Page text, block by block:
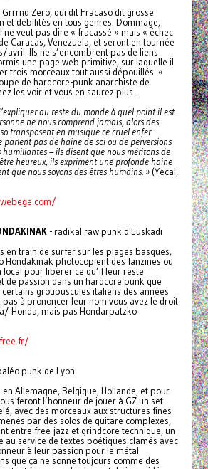
Zero, qui dit Fracaso dit grosse
et débilités en tous genres. Dommage,
ne veut pas dire « fracassé » mais « échec
Caracas, Venezuela, et seront en tournée
avril. Ils ne s’encombrent pas de liens
une page web primitive, sur laquelle il
trois morceaux tout aussi dépouillés. «
de hardcore-punk anarchiste de
les voir et vous en saurez plus.
au reste du monde à quel point il est
ne nous comprend jamais, alors des
transposent en musique ce cruel enfer
parlent pas de haine de soi ou de perversions
humiliantes – ils disent que nous méritons de
heureux, ils expriment une profonde haine
que nous soyons des êtres humains. »(Yecal,
- radikal raw punk d'Euskadi
en train de surfer sur les plages basques,
Hondakinak photocopient des fanzines ou
local pour libérer ce qu’il leur reste
de passion dans un hardcore punk que
groupuscules italiens des années
pas à prononcer leur nom vous avez le droit
Honda, mais pas Hondarpatzko
punk de Lyon
Allemagne, Belgique, Hollande, et pour
feront l’honneur de jouer à GZ un set
avec des morceaux aux structures fines
par des solos de guitare complexes,
entre free-jazz et grindcore technique, un
au service de textes poétiques clamés avec
à leur passion pour le métal
que ça ne sonne toujours comme des